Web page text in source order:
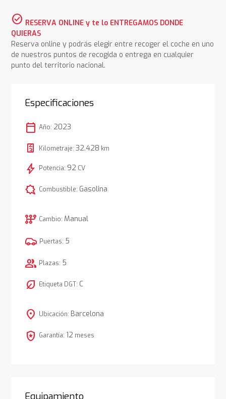
check_circle RESERVA ONLINE y te lo ENTREGAMOS DONDE
QUIERAS
Reserva online y podrás elegir entre recoger el coche en uno
de nuestros puntos de recogida o entrega en cualquier
punto del territorio nacional.
Especificaciones
calendar_today Año: 2023
Kilometraje: 32.428 km
bolt Potencia: 92 CV
comic_bubble Combustible: Gasolina
auto_transmission Cambio: Manual
Puertas: 5
group Plazas: 5
nest_eco_leaf Etiqueta DGT: C
location_on Ubicación: Barcelona
local_police Garantía: 12 meses
Equipamiento